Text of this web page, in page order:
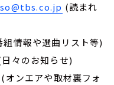
so@tbs.co.jp (読まれ
組情報や選曲リスト等)
々のお知らせ)
(オンエアや取材裏フォ